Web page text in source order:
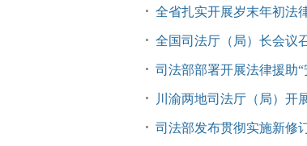
全省扎实开展岁末年初法
全国司法厅（局）长会议
司法部部署开展法律援助“
川渝两地司法厅（局）开
司法部发布贯彻实施新修